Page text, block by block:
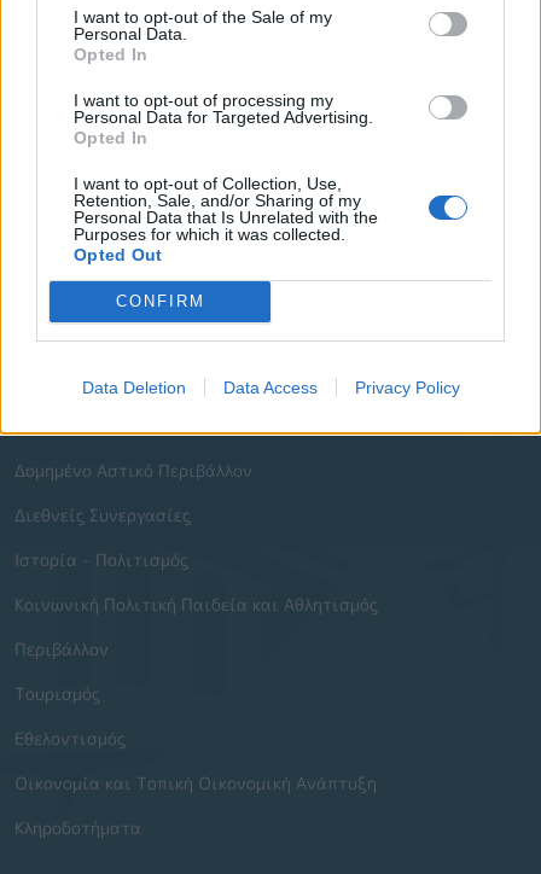
I want to opt-out of the Sale of my
Personal Data.
Opted In
I want to opt-out of processing my
Personal Data for Targeted Advertising.
Opted In
I want to opt-out of Collection, Use,
Retention, Sale, and/or Sharing of my
Personal Data that Is Unrelated with the
Purposes for which it was collected.
Opted Out
CONFIRM
Data Deletion Data Access Privacy Policy
Αντιδήμαρχοι
Συλλογικά Όργανα Δήμου
Υπηρεσίες του Δήμου
Οι Δημοτικές Επιχειρήσεις
Χρήσιμα Τηλέφωνα
Ενότητες Ιστοτόπου
Δομημένο Αστικό Περιβάλλον
Διεθνείς Συνεργασίες
Ιστορία - Πολιτισμός
Κοινωνική Πολιτική Παιδεία και Αθλητισμός
Περιβάλλον
Τουρισμός
Εθελοντισμός
Οικονομία και Τοπική Οικονομική Ανάπτυξη
Κληροδοτήματα